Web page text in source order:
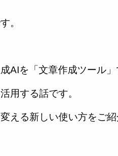
。
AIを「文章作成ツール
用する話です。
える新しい使い方をご紹